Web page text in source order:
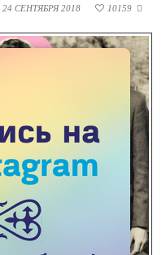
24 СЕНТЯБРЯ 2018 10159 